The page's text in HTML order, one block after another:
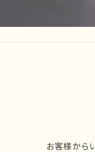
お客様から